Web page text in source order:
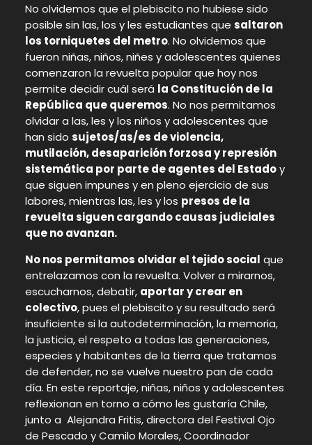
No olvidemos que el plebiscito no hubiese sido
posible sin las, los y les estudiantes que saltaron
los torniquetes del metro. No olvidemos que
fueron niñas, niños, niñes y adolescentes quienes
comenzaron la revuelta popular que hoy nos
permite decidir cuál será la Constitución de la
República que queremos. No nos permitamos
olvidar a las, les y los niños y adolescentes que
han sido sujetos/as/es de violencia,
mutilación, desaparición forzosa y represión
sistemática por parte de agentes del Estadoy
que siguen impunes y en pleno ejercicio de sus
labores, mientras las, les y los presos de la
revuelta siguen cargando causas judiciales
que no avanzan.
No nos permitamos olvidar el tejido social que
entrelazamos con la revuelta. Volver a mirarnos,
escucharnos, debatir, aportar y crear en
colectivo, pues el plebiscito y su resultado será
insuficiente si la autodeterminación, la memoria,
la justicia, el respeto a todas las generaciones,
especies y habitantes de la tierra que tratamos
de defender, no se vuelve nuestro pan de cada
día. En este reportaje, niñas, niños y adolescentes
reflexionan en torno a cómo les gustaría Chile,
junto a Alejandra Fritis, directora del Festival Ojo
de Pescado y Camilo Morales, Coordinador